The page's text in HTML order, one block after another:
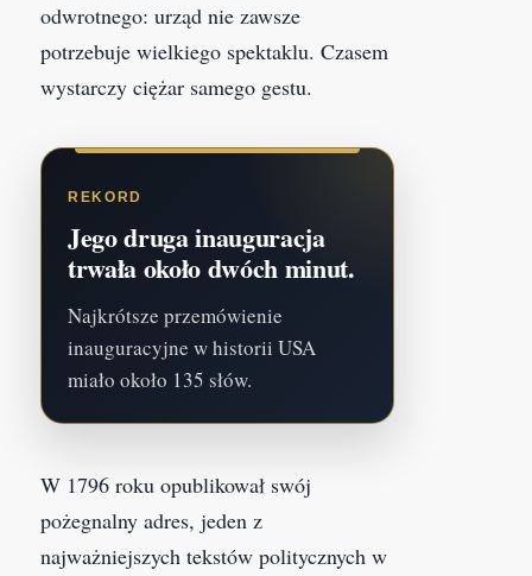
odwrotnego: urząd nie zawsze
potrzebuje wielkiego spektaklu. Czasem
wystarczy ciężar samego gestu.
REKORD
Jego druga inauguracja
trwała około dwóch minut.
Najkrótsze przemówienie
inauguracyjne w historii USA
miało około 135 słów.
W 1796 roku opublikował swój
pożegnalny adres, jeden z
najważniejszych tekstów politycznych w